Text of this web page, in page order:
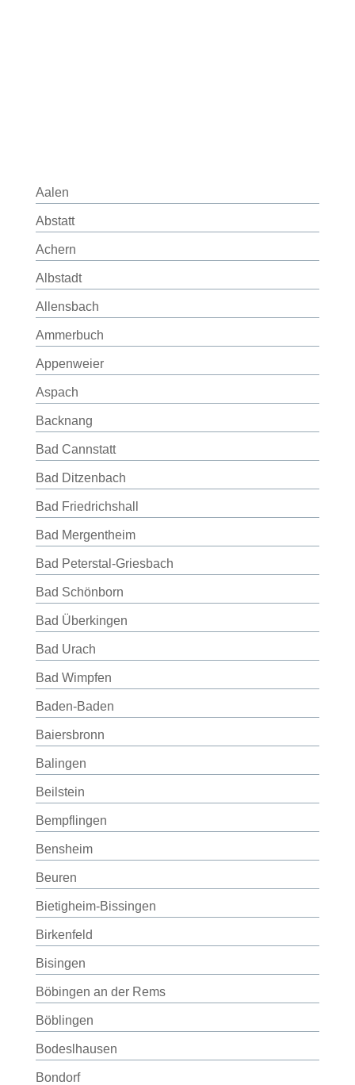
Aalen
Abstatt
Achern
Albstadt
Allensbach
Ammerbuch
Appenweier
Aspach
Backnang
Bad Cannstatt
Bad Ditzenbach
Bad Friedrichshall
Bad Mergentheim
Bad Peterstal-Griesbach
Bad Schönborn
Bad Überkingen
Bad Urach
Bad Wimpfen
Baden-Baden
Baiersbronn
Balingen
Beilstein
Bempflingen
Bensheim
Beuren
Bietigheim-Bissingen
Birkenfeld
Bisingen
Böbingen an der Rems
Böblingen
Bodeslhausen
Bondorf